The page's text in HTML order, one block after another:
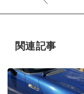
関連記事